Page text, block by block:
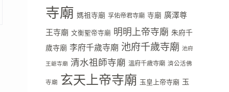
寺廟 媽祖寺廟 孚佑帝君寺廟 寺廟 廣澤尊
王寺廟 文衡聖帝寺廟 明明上帝寺廟 朱府千
歲寺廟 李府千歲寺廟 池府千歲寺廟 池府
王爺寺廟 清水祖師寺廟 溫府千歲寺廟 濟公活佛
寺廟 玄天上帝寺廟 玉皇上帝寺廟 玉